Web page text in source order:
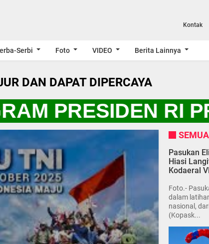
Kontak
Serbi Foto VIDEO Berita Lainnya
DAN DAPAT DIPERCAYA
PRESIDEN RI
Pasukan
Hiasi
Kodaeral VI
Foto.-
dalam
nasional,
(Kopask...